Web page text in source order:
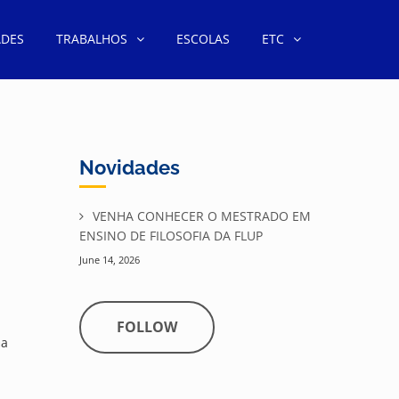
TRABALHOS ESCOLAS ETC
Novidades
VENHA CONHECER O MESTRADO EM
ENSINO DE FILOSOFIA DA FLUP
June 14, 2026
FOLLOW